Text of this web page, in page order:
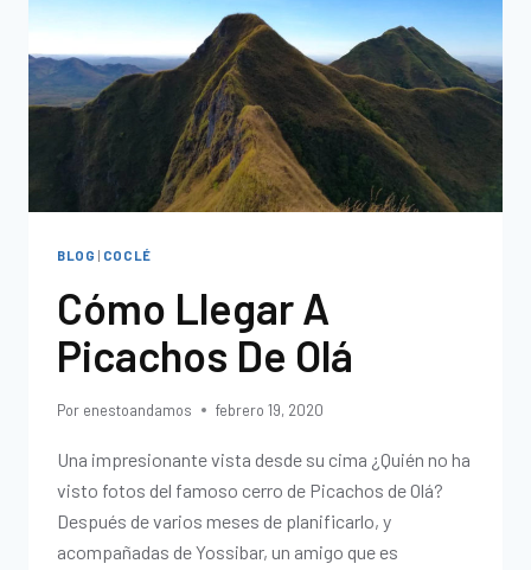
BLOG | COCLÉ
Cómo Llegar A
Picachos De Olá
Por enestoandamos febrero 19, 2020
Una impresionante vista desde su cima ¿Quién no ha
visto fotos del famoso cerro de Picachos de Olá?
Después de varios meses de planificarlo, y
acompañadas de Yossibar, un amigo que es